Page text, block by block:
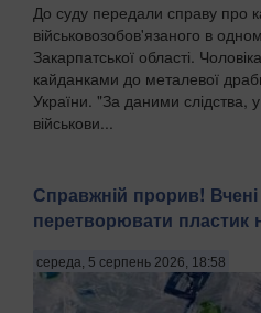
До суду передали справу про
військовозобов'язаного в
Закарпатської області.
кайданками до металевої
України. "За даними слідства,
військови...
Справжній прорив!
перетворювати пластик
середа, 5 серпень 2026, 18:58